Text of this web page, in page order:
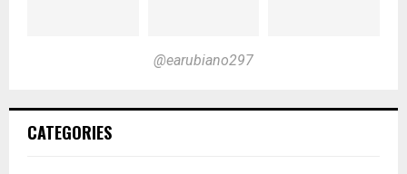
@earubiano297
CATEGORIES